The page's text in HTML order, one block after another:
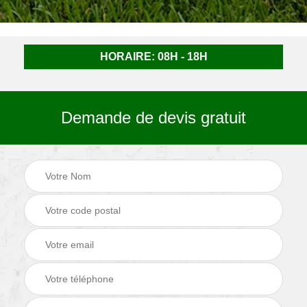
HORAIRE: 08H - 18H
Demande de devis gratuit